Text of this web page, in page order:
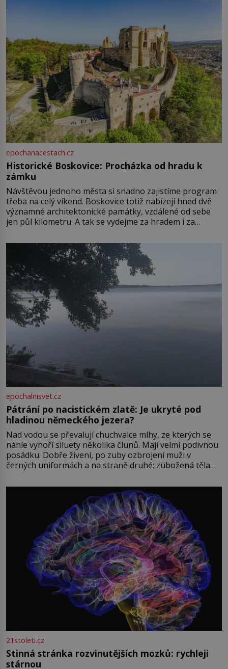
epochanacestach.cz
Historické Boskovice: Procházka od hradu k
zámku
Návštěvou jednoho města si snadno zajistíme program
třeba na celý víkend. Boskovice totiž nabízejí hned dvě
významné architektonické památky, vzdálené od sebe
jen půl kilometru. A tak se vydejme za hradem i za
Boskovice na okraji Drahanské vrchoviny vznikla někdy
ve13. století, a už v roce 1313 kronikáři zaznamenali
epochalnisvet.cz
Pátrání po nacistickém zlatě: Je ukryté pod
hladinou německého jezera?
Nad vodou se převalují chuchvalce mlhy, ze kterých se
náhle vynoří siluety několika člunů. Mají velmi podivnou
posádku. Dobře živení, po zuby ozbrojení muži v
černých uniformách a na straně druhé: zubožená těla
přízračná scéna znamená? Je jaro roku 1945, druhá
světová válka se chýlí ke konci. Jezero Stolpsee
21stoleti.cz
Stinná stránka rozvinutějších mozků: rychleji
stárnou